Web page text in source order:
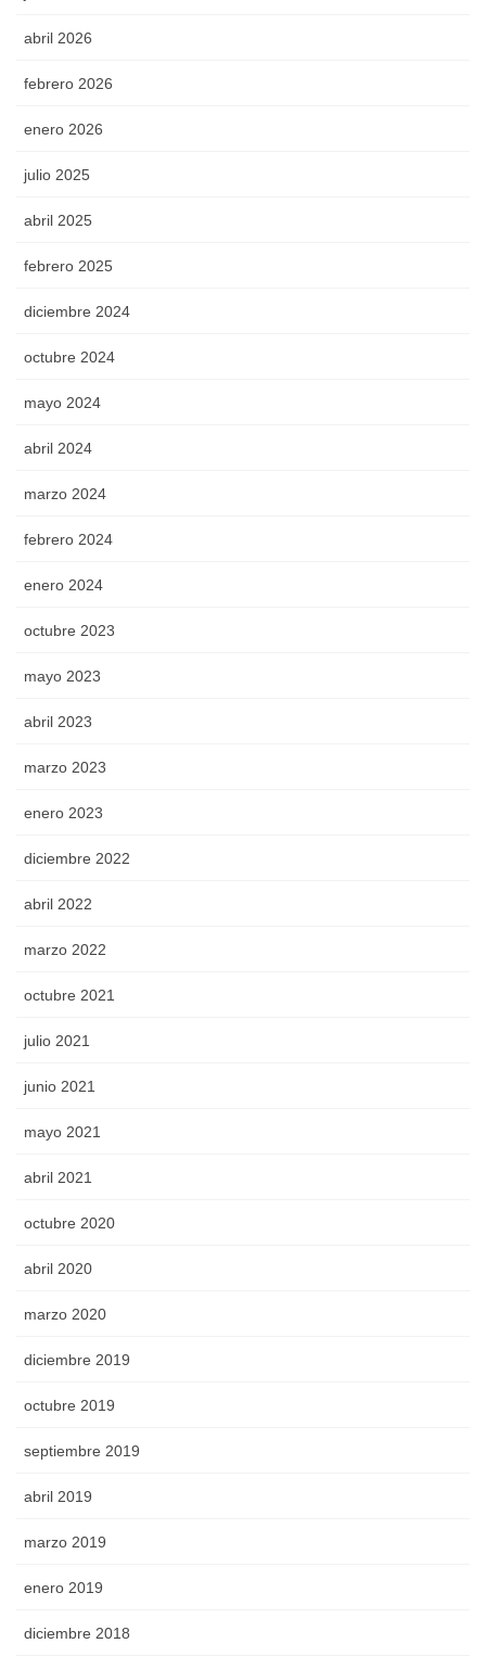
abril 2026
febrero 2026
enero 2026
julio 2025
abril 2025
febrero 2025
diciembre 2024
octubre 2024
mayo 2024
abril 2024
marzo 2024
febrero 2024
enero 2024
octubre 2023
mayo 2023
abril 2023
marzo 2023
enero 2023
diciembre 2022
abril 2022
marzo 2022
octubre 2021
julio 2021
junio 2021
mayo 2021
abril 2021
octubre 2020
abril 2020
marzo 2020
diciembre 2019
octubre 2019
septiembre 2019
abril 2019
marzo 2019
enero 2019
diciembre 2018